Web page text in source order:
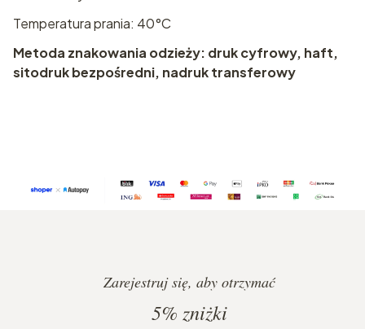
Temperatura prania: 40°C
Metoda znakowania odzieży: druk cyfrowy, haft,
sitodruk bezpośredni, nadruk transferowy
Zarejestruj się, aby otrzymać
5% zniżki